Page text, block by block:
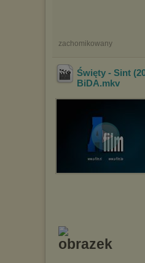
zachomikowany
Święty - Sint
BiDA.mkv